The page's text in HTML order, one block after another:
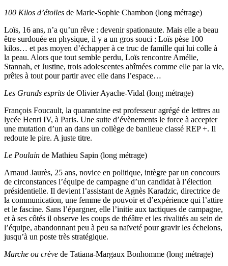
100 Kilos d’étoiles de Marie-Sophie Chambon (long métrage)
Loïs, 16 ans, n’a qu’un rêve : devenir spationaute. Mais elle a beau
être surdouée en physique, il y a un gros souci : Loïs pèse 100
kilos… et pas moyen d’échapper à ce truc de famille qui lui colle à
la peau. Alors que tout semble perdu, Loïs rencontre Amélie,
Stannah, et Justine, trois adolescentes abîmées comme elle par la vie,
prêtes à tout pour partir avec elle dans l’espace…
Les Grands esprits de Olivier Ayache-Vidal (long métrage)
François Foucault, la quarantaine est professeur agrégé de lettres au
lycée Henri IV, à Paris. Une suite d’évènements le force à accepter
une mutation d’un an dans un collège de banlieue classé REP +. Il
redoute le pire. A juste titre.
Le Poulain de Mathieu Sapin (long métrage)
Arnaud Jaurès, 25 ans, novice en politique, intègre par un concours
de circonstances l’équipe de campagne d’un candidat à l’élection
présidentielle. Il devient l’assistant de Agnès Karadzic, directrice de
la communication, une femme de pouvoir et d’expérience qui l’attire
et le fascine. Sans l’épargner, elle l’initie aux tactiques de campagne,
et à ses côtés il observe les coups de théâtre et les rivalités au sein de
l’équipe, abandonnant peu à peu sa naïveté pour gravir les échelons,
jusqu’à un poste très stratégique.
Marche ou crève de Tatiana-Margaux Bonhomme (long métrage)